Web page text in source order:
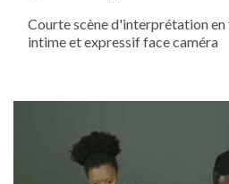
Courte scène d'interprétation en
intime et expressif face caméra